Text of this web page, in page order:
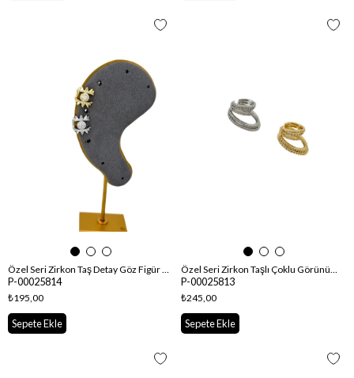
Özel Seri Zirkon Taş Detay Göz Figür Kıkırdak Küpe
P-00025814
₺195,00
Sepete Ekle
Özel Seri Zirkon Taşlı Çoklu Görünüm Kıkırdak Küpe
P-00025813
₺245,00
Sepete Ekle